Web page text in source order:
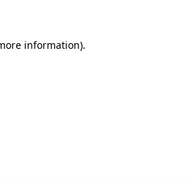
information).